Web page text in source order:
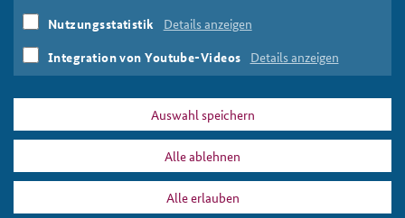
Arbeitskreis Junge Sicherheitspolitiker
Nachwuchsförderung,Exkursion
DATA PRIVACY IMPRINT
Print
Nutzungsstatistik Details anzeigen
Integration von Youtube-Videos Details anzeigen
Auswahl speichern
Alle ablehnen
Alle erlauben